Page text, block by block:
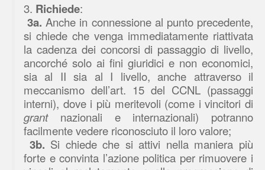
3. Richiede:
3a. Anche in connessione al punto precedente,
si chiede che venga immediatamente riattivata
la cadenza dei concorsi di passaggio di livello,
ancorché solo ai fini giuridici e non economici,
sia al II sia al I livello, anche attraverso il
meccanismo dell’art. 15 del CCNL (passaggi
interni), dove i più meritevoli (come i vincitori di
grant nazionali e internazionali) potranno
facilmente vedere riconosciuto il loro valore;
3b. Si chiede che si attivi nella maniera più
forte e convinta l’azione politica per rimuovere i